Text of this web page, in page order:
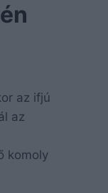
az ifjú
az
komoly